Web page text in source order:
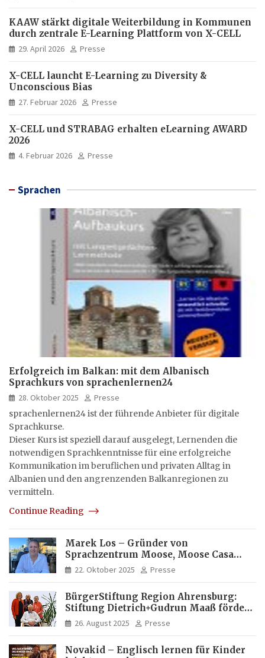
KAAW stärkt digitale Weiterbildung in Kommunen
durch zentrale E-Learning Plattform von X-CELL
29. April 2026 Presse
X-CELL launcht E-Learning zu Diversity &
Unconscious Bias
27. Februar 2026 Presse
X-CELL und STRABAG erhalten eLearning AWARD
2026
4. Februar 2026 Presse
Sprachen
Erfolgreich im Balkan: mit dem Albanisch
Sprachkurs von sprachenlernen24
28. Oktober 2025
Presse
sprachenlernen24 ist der führende Anbieter für digitale
Sprachkurse.
Dieser Kurs ist speziell darauf ausgelegt, Lernenden die
notwendigen Sprachkenntnisse für eine erfolgreiche
Kommunikation im beruflichen und privaten Alltag in
Albanien und den angrenzenden Balkanregionen zu
vermitteln.
Continue Reading
Marek Los – Gründer von
Sprachzentrum Moose, Moose Casa
Italia und Apartamento Brasil |
Internationaler Experte für Bildung
22. Oktober 2025 Presse
BürgerStiftung Region Ahrensburg:
Stiftung Dietrich+Gudrun Maaß fördert
Deutschkenntnisse von Frauen
26. August 2025 Presse
Novakid – Englisch lernen für Kinder